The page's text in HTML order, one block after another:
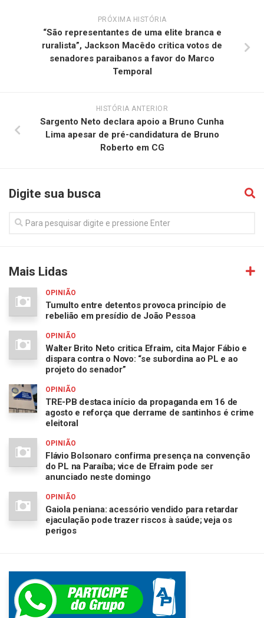
PRÓXIMA HISTÓRIA
“São representantes de uma elite branca e
ruralista”, Jackson Macêdo critica votos de
senadores paraibanos a favor do Marco
Temporal
HISTÓRIA ANTERIOR
Sargento Neto declara apoio a Bruno Cunha
Lima apesar de pré-candidatura de Bruno
Roberto em CG
Digite sua busca
Mais Lidas
OPINIÃO
Tumulto entre detentos provoca princípio de
rebelião em presídio de João Pessoa
OPINIÃO
Walter Brito Neto critica Efraim, cita Major Fábio e
dispara contra o Novo: “se subordina ao PL e ao
projeto do senador”
OPINIÃO
TRE-PB destaca início da propaganda em 16 de
agosto e reforça que derrame de santinhos é crime
eleitoral
OPINIÃO
Flávio Bolsonaro confirma presença na convenção
do PL na Paraíba; vice de Efraim pode ser
anunciado neste domingo
OPINIÃO
Gaiola peniana: acessório vendido para retardar
ejaculação pode trazer riscos à saúde; veja os
perigos